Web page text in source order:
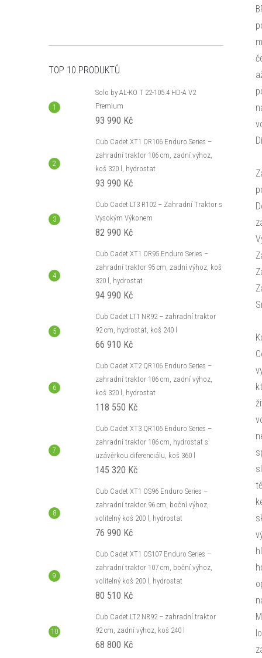
TOP 10 PRODUKTŮ
Solo by AL-KO T 22-105.4 HD-A V2
Premium
93 990 Kč
Cub Cadet XT1 OR106 Enduro Series –
zahradní traktor 106 cm, zadní výhoz,
koš 320 l, hydrostat
93 990 Kč
Cub Cadet LT3 R102 – Zahradní Traktor s
Vysokým Výkonem
82 990 Kč
Cub Cadet XT1 OR95 Enduro Series –
zahradní traktor 95 cm, zadní výhoz, koš
320 l, hydrostat
94 990 Kč
Cub Cadet LT1 NR92 – zahradní traktor
92 cm, hydrostat, koš 240 l
66 910 Kč
Cub Cadet XT2 QR106 Enduro Series –
zahradní traktor 106 cm, zadní výhoz,
koš 320 l, hydrostat
118 550 Kč
Cub Cadet XT3 QR106 Enduro Series –
zahradní traktor 106 cm, hydrostat s
uzávěrkou diferenciálu, koš 360 l
145 320 Kč
Cub Cadet XT1 OS96 Enduro Series –
zahradní traktor 96 cm, boční výhoz,
volitelný koš 200 l, hydrostat
76 990 Kč
Cub Cadet XT1 OS107 Enduro Series –
zahradní traktor 107 cm, boční výhoz,
volitelný koš 200 l, hydrostat
80 510 Kč
Cub Cadet LT2 NR92 – zahradní traktor
92 cm, zadní výhoz, koš 240 l
68 800 Kč